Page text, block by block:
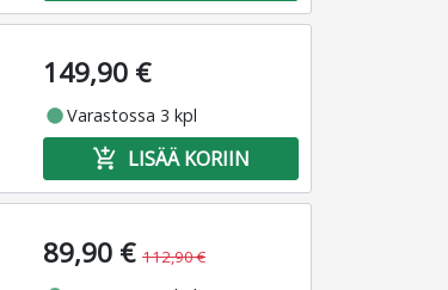
149,90 €
fiber_manual_recordVarastossa 3 kpl
add_shopping_cart LISÄÄ KORIIN
89,90 € 112,90 €